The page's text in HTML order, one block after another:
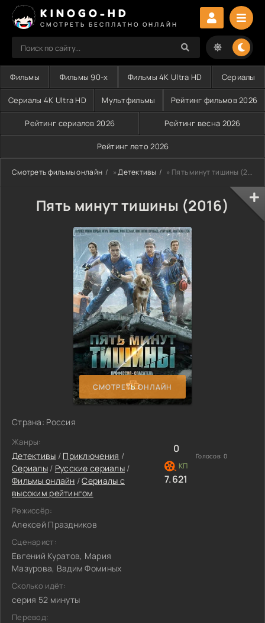
KINOGO-HD
СМОТРЕТЬ БЕСПЛАТНО ОНЛАЙН
Фильмы Фильмы 90-х Фильмы 4K Ultra HD Сериалы
Сериалы 4K Ultra HD Мультфильмы Рейтинг фильмов 2026
Рейтинг сериалов 2026 Рейтинг весна 2026
Рейтинг лето 2026
Смотреть фильмы онлайн »Детективы » Пять минут тишины (2016)
Пять минут тишины (2016)
СМОТРЕТЬ ОНЛАЙН
Страна: Россия
Жанры:
Детективы / Приключения /
Сериалы/ Русские сериалы /
Фильмы онлайн /Сериалы с
высоким рейтингом
Режиссёр:
Алексей Праздников
Сценарист:
Евгений Куратов, Мария
Мазурова, Вадим Фоминых
Сколько идёт:
серия 52 минуты
Перевод:
0
Голосов: 0
7.621